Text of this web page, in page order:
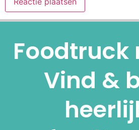
Foodtruck
Vind &